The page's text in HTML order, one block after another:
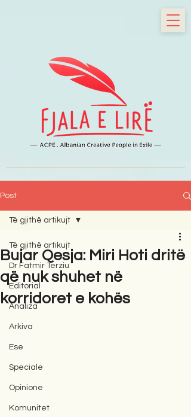
Post
Të gjithë artikujt
Dr Fatmir Terziu
Editorial
Analiza
Arkiva
Ese
Speciale
Opinione
Komunitet
Të gjithë artikujt
Bujar Qesja: Miri Hoti dritë
që nuk shuhet në
korridoret e kohës